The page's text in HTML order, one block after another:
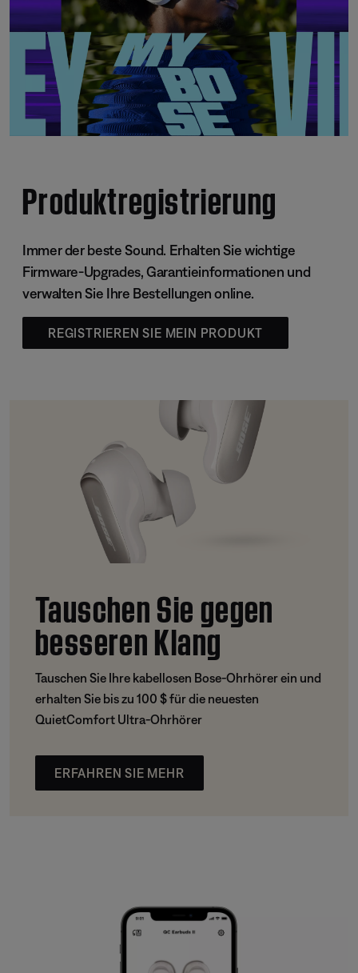
Produktregistrierung
Immer der beste Sound. Erhalten Sie wichtige
Firmware-Upgrades, Garantieinformationen und
verwalten Sie Ihre Bestellungen online.
REGISTRIEREN SIE MEIN PRODUKT
Tauschen Sie gegen
besseren Klang
Tauschen Sie Ihre kabellosen Bose-Ohrhörer ein und
erhalten Sie bis zu 100 $ für die neuesten
QuietComfort Ultra-Ohrhörer
ERFAHREN SIE MEHR